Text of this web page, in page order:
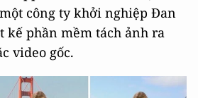
công ty khởi nghiệp Đan
kế phần mềm tách ảnh ra
video gốc.